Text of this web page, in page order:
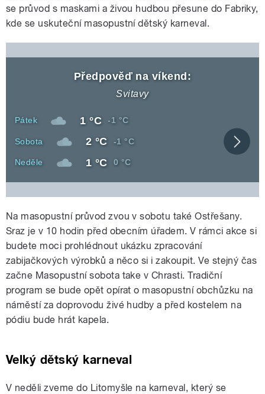
se průvod s maskami a živou hudbou přesune do Fabriky,
kde se uskuteční masopustní dětský karneval.
Předpověď na víkend:
Svitavy
Noční
-1 °C
Denní
1 °C
Den
Pátek
Noční
-1 °C
Denní
2 °C
Den
Sobota
Noční
0 °C
Denní
1 °C
Den
Neděle
Na masopustní průvod zvou v sobotu také Ostřešany.
Sraz je v 10 hodin před obecním úřadem. V rámci akce si
budete moci prohlédnout ukázku zpracování
zabijačkových výrobků a něco si i zakoupit. Ve stejný čas
začne Masopustní sobota take v Chrasti. Tradiční
program se bude opět opírat o masopustní obchůzku na
náměstí za doprovodu živé hudby a před kostelem na
pódiu bude hrát kapela.
Velký dětský karneval
V neděli zveme do Litomyšle na karneval, který se